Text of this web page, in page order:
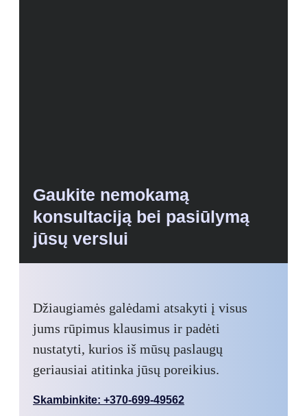
Gaukite nemokamą
konsultaciją bei pasiūlymą
jūsų verslui
Džiaugiamės galėdami atsakyti į visus
jums rūpimus klausimus ir padėti
nustatyti, kurios iš mūsų paslaugų
geriausiai atitinka jūsų poreikius.
Skambinkite: +370-699-49562